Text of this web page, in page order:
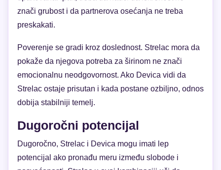
znači grubost i da partnerova osećanja ne treba
preskakati.
Poverenje se gradi kroz doslednost. Strelac mora da
pokaže da njegova potreba za širinom ne znači
emocionalnu neodgovornost. Ako Devica vidi da
Strelac ostaje prisutan i kada postane ozbiljno, odnos
dobija stabilniji temelj.
Dugoročni potencijal
Dugoročno, Strelac i Devica mogu imati lep
potencijal ako pronađu meru između slobode i